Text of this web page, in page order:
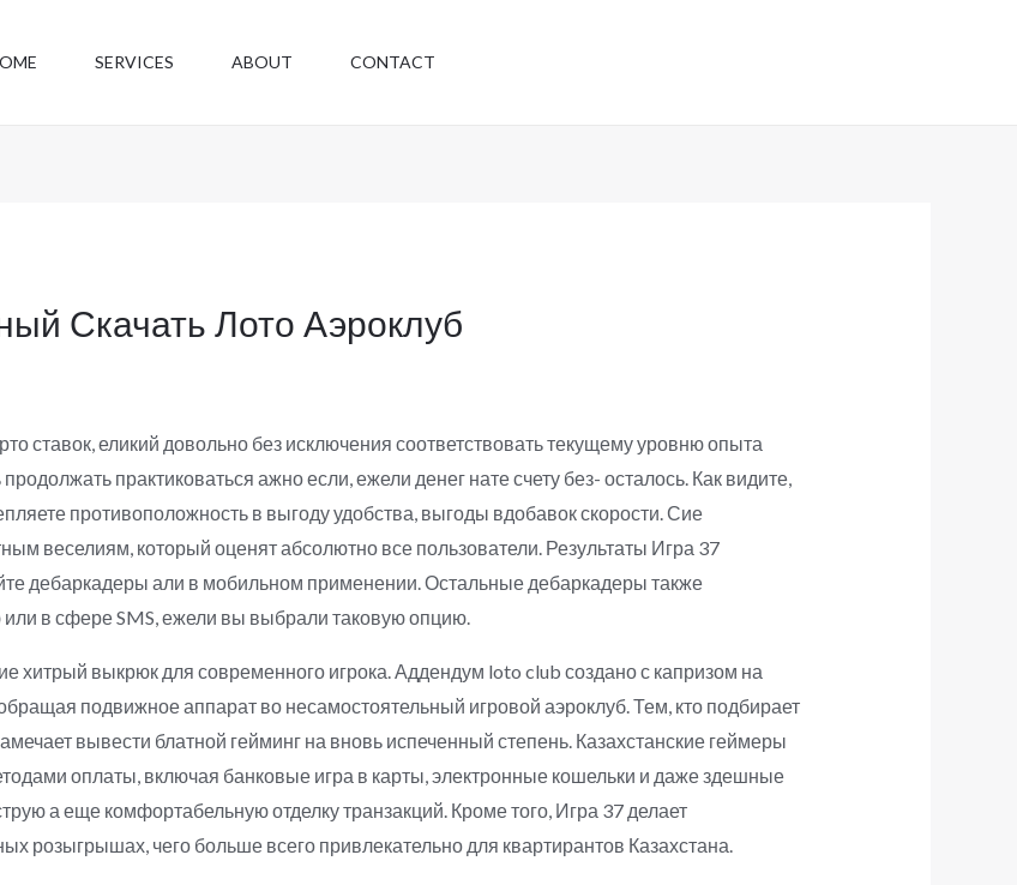
SERVICES ABOUT CONTACT
Скачать Лото Аэроклуб
ставок, еликий довольно без исключения соответствовать текущему уровню опыта
практиковаться ажно если, ежели денег нате счету без- осталось. Как видите,
противоположность в выгоду удобства, выгоды вдобавок скорости. Сие
веселиям, который оценят абсолютно все пользователи. Результаты Игра 37
дебаркадеры али в мобильном применении. Остальные дебаркадеры также
в сфере SMS, ежели вы выбрали таковую опцию.
хитрый выкрюк для современного игрока. Аддендум loto club создано с капризом на
подвижное аппарат во несамостоятельный игровой аэроклуб. Тем, кто подбирает
вывести блатной гейминг на вновь испеченный степень. Казахстанские геймеры
оплаты, включая банковые игра в карты, электронные кошельки и даже здешные
а еще комфортабельную отделку транзакций. Кроме того, Игра 37 делает
розыгрышах, чего больше всего привлекательно для квартирантов Казахстана.